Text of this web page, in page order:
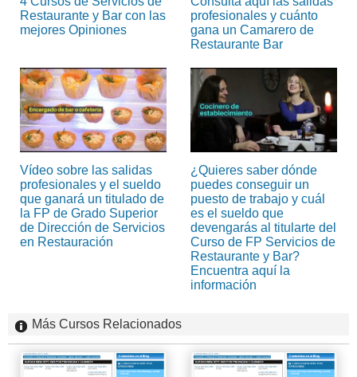
Restaurante y Bar con las
mejores Opiniones
profesionales y cuánto
gana un Camarero de
Restaurante Bar
Vídeo sobre las salidas
profesionales y el sueldo
que ganará un titulado de
la FP de Grado Superior
de Dirección de Servicios
en Restauración
¿Quieres saber dónde
puedes conseguir un
puesto de trabajo y cuál
es el sueldo que
devengarás al titularte del
Curso de FP Servicios de
Restaurante y Bar?
Encuentra aquí la
información
Más Cursos Relacionados